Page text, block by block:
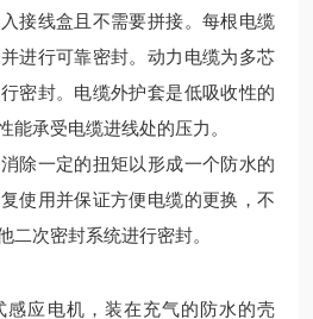
接线盒且不需要拼接。每根电缆
进行可靠密封。动力电缆为多芯
密封。电缆外护套是低吸收性的
能承受电缆进线处的压力。
除一定的扭矩以形成一个防水的
使用并保证方便电缆的更换，不
二次密封系统进行密封。
感应电机，装在充气的防水的壳